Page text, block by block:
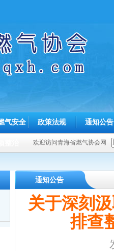
气安全 政策法规 通知公告
欢迎访问青海省燃气协会网
通知公告
关于深刻
排查